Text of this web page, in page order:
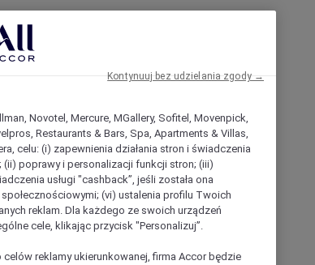
Novotel, Mercure, MGallery, Sofitel, Movenpick,
Restaurants & Bars, Spa, Apartments & Villas,
celu: (i) zapewnienia działania stron i świadczenia
poprawy i personalizacji funkcji stron; (iii)
usługi "cashback”, jeśli została ona
(vi) ustalenia profilu Twoich
reklam. Dla każdego ze swoich urządzeń
cele, klikając przycisk "Personalizuj”.
reklamy ukierunkowanej, firma Accor będzie
Kontynuuj bez udzielania zgody →